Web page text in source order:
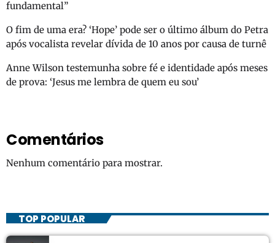
fundamental”
O fim de uma era? ‘Hope’ pode ser o último álbum do Petra
após vocalista revelar dívida de 10 anos por causa de turnê
Anne Wilson testemunha sobre fé e identidade após meses
de prova: ‘Jesus me lembra de quem eu sou’
Comentários
Nenhum comentário para mostrar.
TOP POPULAR